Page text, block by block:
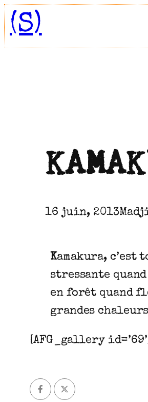
Aller
au
contenu
(S)
16 juin, 2013
Kamakura,
stressante
en forêt quand
grandes
[AFG_gallery